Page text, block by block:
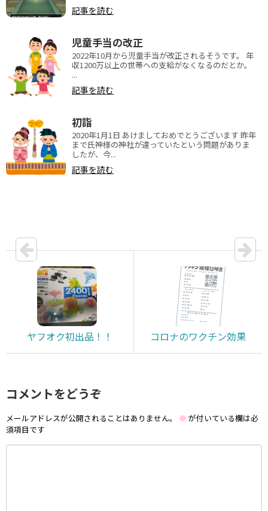
2022年10月から児童手当が改正されるそうです。 年
収1200万以上の世帯への支給がなくなるのだとか。
...
記事を読む
2020年1月1日 あけましておめでとうございます 昨年
まで氏神様の神社が違っていたという問題がありま
したが、今...
記事を読む
ヤフオク初出品！！ コロナのワクチン効果
メールアドレスが公開されることはありません。